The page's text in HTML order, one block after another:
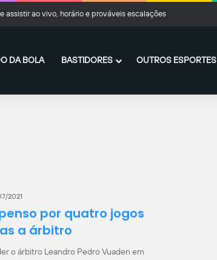
assistir ao vivo, horário e prováveis escalações
DA BOLA BASTIDORES OUTROS ESPORTES
2021
por quatro jogos
a árbitro
o árbitro Leandro Pedro Vuaden em